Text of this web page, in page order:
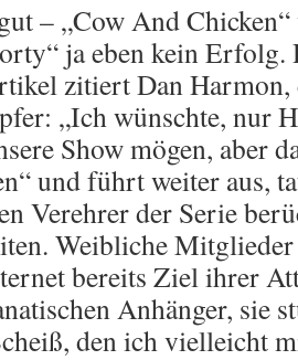
– „Cow And Chicken“
ja eben kein Erfolg.
zitiert Dan
„Ich wünschte, nur
Show mögen, aber
und führt weiter aus,
Verehrer der Serie
Weibliche Mitglieder
bereits Ziel ihrer
Anhänger, sie
den ich vielleicht